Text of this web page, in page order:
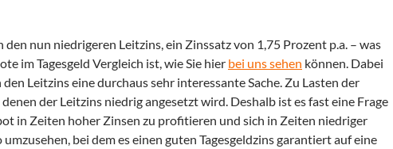
nun niedrigeren Leitzins, ein Zinssatz von 1,75 Prozent p.a. – was
im Tagesgeld Vergleich ist, wie Sie hier bei uns sehen können. Dabei
Leitzins eine durchaus sehr interessante Sache. Zu Lasten der
der Leitzins niedrig angesetzt wird. Deshalb ist es fast eine Frage
in Zeiten hoher Zinsen zu profitieren und sich in Zeiten niedriger
bei dem es einen guten Tagesgeldzins garantiert auf eine